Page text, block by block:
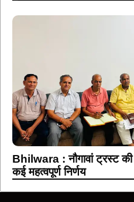
Bhilwara : नौगावां ट्रस्ट
कई महत्वपूर्ण निर्णय